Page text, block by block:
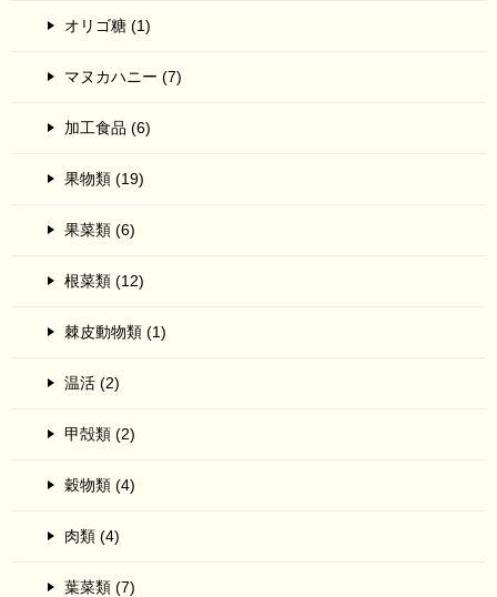
オリゴ糖 (1)
マヌカハニー (7)
加工食品 (6)
果物類 (19)
果菜類 (6)
根菜類 (12)
棘皮動物類 (1)
温活 (2)
甲殻類 (2)
穀物類 (4)
肉類 (4)
葉菜類 (7)